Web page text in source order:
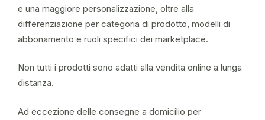
e una maggiore personalizzazione, oltre alla
differenziazione per categoria di prodotto, modelli di
abbonamento e ruoli specifici dei marketplace.
Non tutti i prodotti sono adatti alla vendita online a lunga
distanza.
Ad eccezione delle consegne a domicilio per